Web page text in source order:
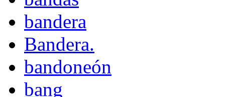
bandera
Bandera.
bandoneón
bang